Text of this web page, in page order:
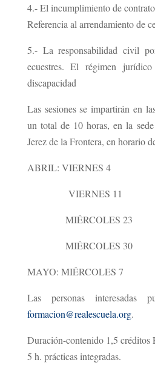
4.- El incumplimiento de
Referencia al arrendamiento de
5.- La responsabilidad civil
ecuestres. El régimen
discapacidad
Las sesiones se impartirán en
un total de 10 horas, en la
Jerez de la Frontera, en horario
ABRIL: VIERNES 4
VIERNES 11
MIÉRCOLES 23
MIÉRCOLES 30
MAYO: MIÉRCOLES 7
Las personas interesadas
formacion@realescuela.org.
Duración-contenido 1,5 créditos
5 h. prácticas integradas.